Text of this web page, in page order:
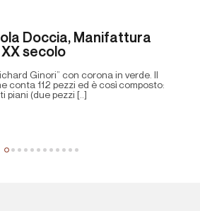
Doccia, Manifattura
secolo
Ginori” con corona in verde. Il
conta 112 pezzi ed è così composto:
piani (due pezzi [..]